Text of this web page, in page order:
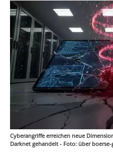
Cyberangriffe erreichen neue
Darknet gehandelt - Foto: über